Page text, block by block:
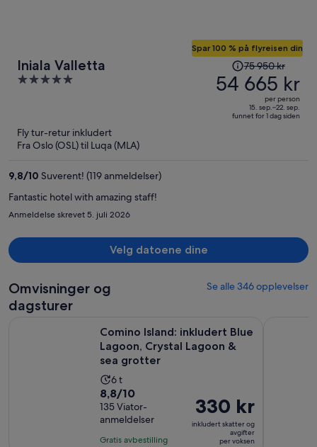
Iniala Valletta
5
Spar 100 % på flyreisen din
Prisen
var
75 950 kr,
75 950 kr
54 665 kr
per person
15. sep.–22. sep.
funnet for 1 dag siden
Fly tur-retur inkludert
Fra Oslo (OSL) til Luqa (MLA)
9,8/10 Suverent! (119 anmeldelser)
Fantastic hotel with amazing staff!
Anmeldelse skrevet 5. juli 2026
Velg datoene dine
Omvisninger og
dagsturer
Se alle 346 opplevelser
Comino Island: inkludert Blue
Lagoon, Crystal Lagoon &
sea grotter
Aktivitetens
varighet
er
6
timer
6 t
8.8
av
10
med
8,8/10
135 Viator-
anmeldelser
Gratis avbestilling
Prisen
er
330 kr
330 kr
inkludert skatter og
avgifter
per voksen